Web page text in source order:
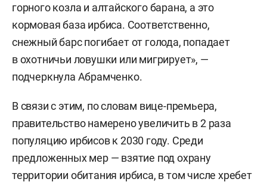
горного козла и алтайского барана, а это
кормовая база ирбиса. Соответственно,
снежный барс погибает от голода, попадает
в охотничьи ловушки или мигрирует», —
подчеркнула Абрамченко.
В связи с этим, по словам вице-премьера,
правительство намерено увеличить в 2 раза
популяцию ирбисов к 2030 году. Среди
предложенных мер — взятие под охрану
территории обитания ирбиса, в том числе хребет